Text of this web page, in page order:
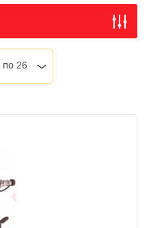
по 26